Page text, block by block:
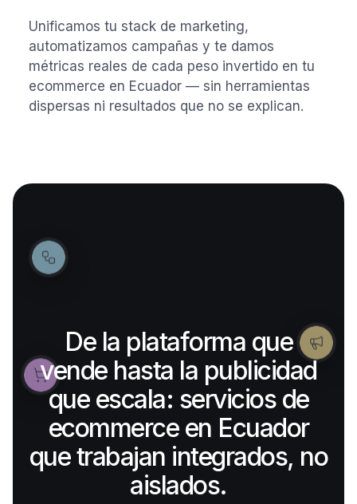
Unificamos tu stack de marketing,
automatizamos campañas y te damos
métricas reales de cada peso invertido en tu
ecommerce en Ecuador — sin herramientas
dispersas ni resultados que no se explican.
De la plataforma que
vende hasta la publicidad
que escala: servicios de
ecommerce en Ecuador
quetrabajan integrados, no
aislados.